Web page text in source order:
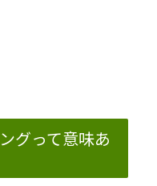
グって意味あ